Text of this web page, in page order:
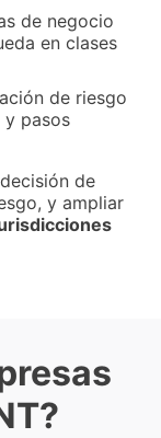
de negocio
en clases
de riesgo
y pasos
de
y ampliar